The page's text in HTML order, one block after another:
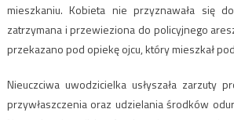
mieszkaniu. Kobieta nie przyznawała się
zatrzymana i przewieziona do policyjnego
przekazano pod opiekę ojcu, który mieszkał
Nieuczciwa uwodzicielka usłyszała zarzuty
przywłaszczenia oraz udzielania środków